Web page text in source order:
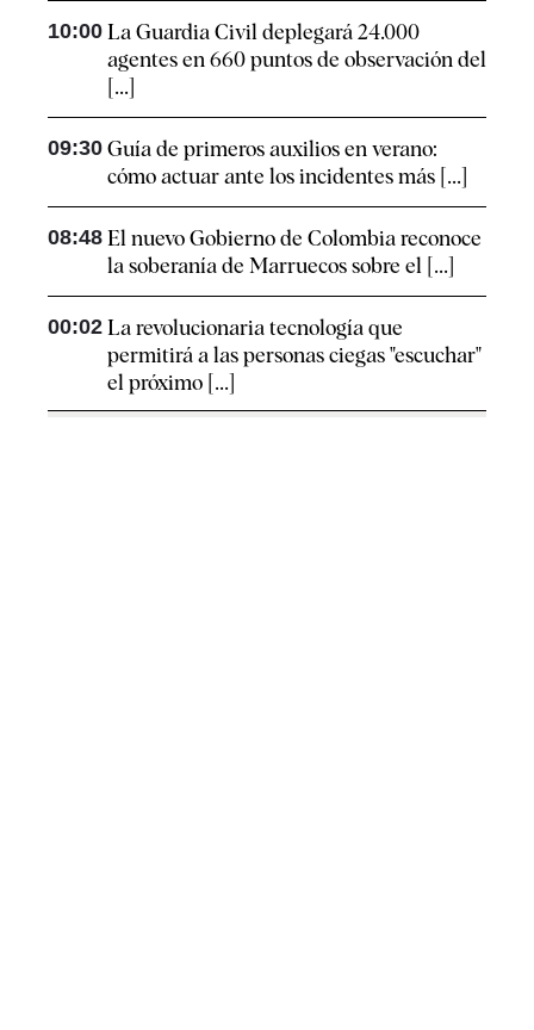
10:00 La Guardia Civil deplegará 24.000
agentes en 660 puntos de observación del
[...]
09:30 Guía de primeros auxilios en verano:
cómo actuar ante los incidentes más [...]
08:48 El nuevo Gobierno de Colombia reconoce
la soberanía de Marruecos sobre el [...]
00:02 La revolucionaria tecnología que
permitirá a las personas ciegas "escuchar"
el próximo [...]